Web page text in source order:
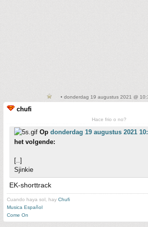
• donderdag 19 augustus 2021 @
chufi
Hace frio o no?
Op donderdag 19 augustus 2021
het volgende:
[..]
Sjinkie
EK-shorttrack
Cuando haya sol, hay Chufi
Musica Español
Come On